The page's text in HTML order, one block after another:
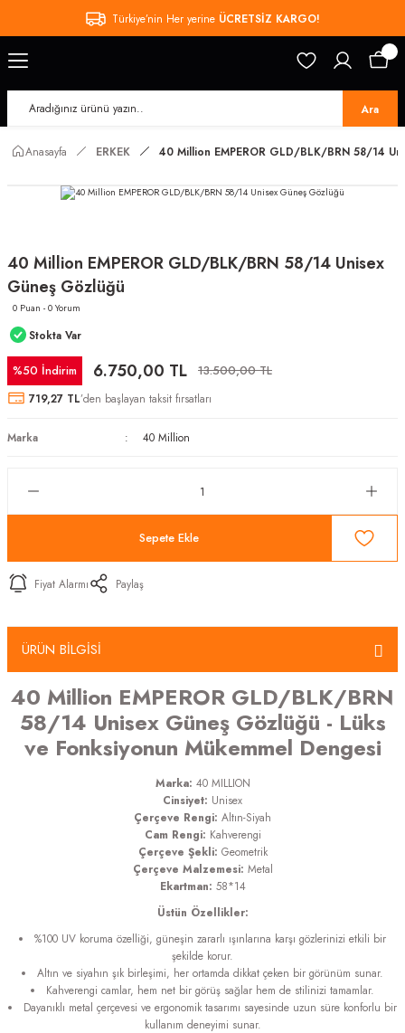
Türkiye’nin Her yerine ÜCRETSİZ KARGO!
Ara
Anasayfa ERKEK 40 Million EMPEROR GLD/BLK/BRN 58/14
40 Million EMPEROR GLD/BLK/BRN 58/14 Unisex
Güneş Gözlüğü
0 Puan - 0 Yorum
Stokta Var
%50 İndirim 6.750,00 TL 13.500,00 TL
719,27 TL’den başlayan taksit fırsatları
Marka 40 Million
Sepete Ekle
Fiyat Alarmı Paylaş
ÜRÜN BİLGİSİ
40 Million EMPEROR GLD/BLK/BRN
58/14 Unisex Güneş Gözlüğü - Lüks
ve Fonksiyonun Mükemmel Dengesi
Marka: 40 MILLION
Cinsiyet: Unisex
Çerçeve Rengi: Altın-Siyah
Cam Rengi: Kahverengi
Çerçeve Şekli: Geometrik
Çerçeve Malzemesi: Metal
Ekartman: 58*14
Üstün Özellikler:
%100 UV koruma özelliği, güneşin zararlı ışınlarına karşı gözlerinizi etkili bir
şekilde korur.
Altın ve siyahın şık birleşimi, her ortamda dikkat çeken bir görünüm sunar.
Kahverengi camlar, hem net bir görüş sağlar hem de stilinizi tamamlar.
Dayanıklı metal çerçevesi ve ergonomik tasarımı sayesinde uzun süre konforlu bir
kullanım deneyimi sunar.